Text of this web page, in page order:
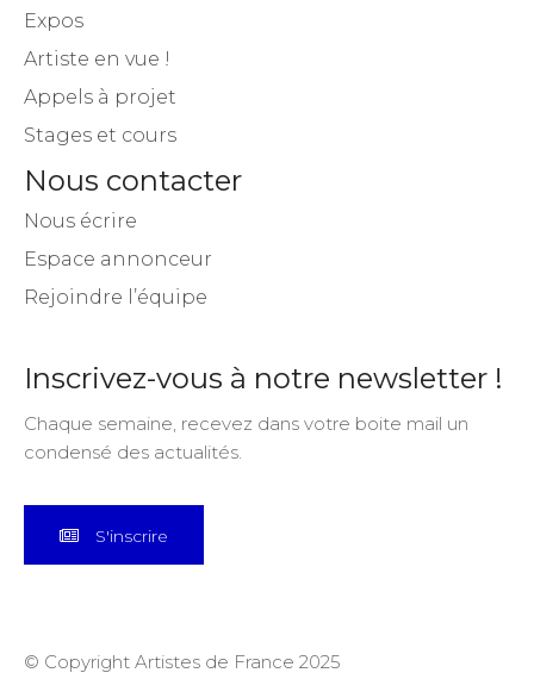
Expos
Artiste en vue !
Appels à projet
Stages et cours
Nous contacter
Nous écrire
Espace annonceur
Rejoindre l’équipe
Inscrivez-vous à notre newsletter !
Chaque semaine, recevez dans votre boite mail un
condensé des actualités.
S'inscrire
© Copyright Artistes de France 2025